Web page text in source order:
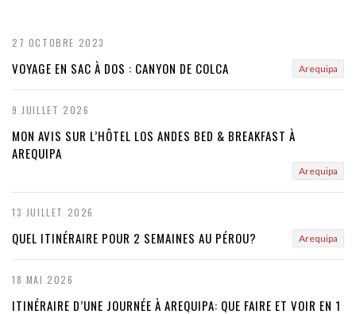
o
u
27 OCTOBRE 2023
VOYAGE EN SAC À DOS : CANYON DE COLCA Arequipa
9 JUILLET 2026
MON AVIS SUR L’HÔTEL LOS ANDES BED & BREAKFAST À
AREQUIPA
Arequipa
13 JUILLET 2026
QUEL ITINÉRAIRE POUR 2 SEMAINES AU PÉROU? Arequipa
18 MAI 2026
ITINÉRAIRE D’UNE JOURNÉE À AREQUIPA: QUE FAIRE ET VOIR EN 1